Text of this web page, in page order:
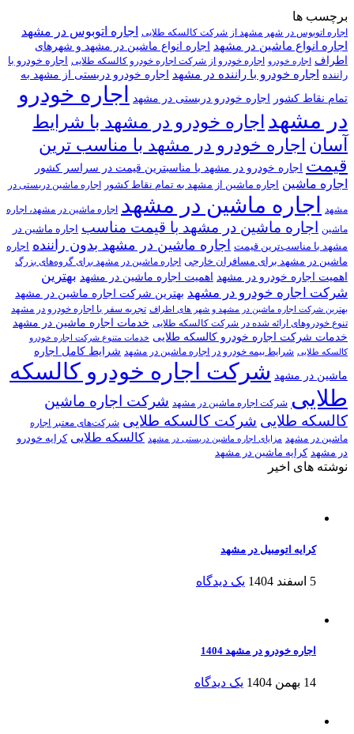
برچسب ها
اجاره اتوبوس در شهر مشهد از شرکت کالسکه طلایی اجاره اتوبوس در مشهد
اجاره انواع ماشین در مشهد اجاره انواع ماشین در مشهد و شهرهای
اطراف
اجاره خودرو اجاره خودرو از شرکت اجاره خودرو کالسکه طلایی
اجاره خودرو با
راننده
اجاره خودرو با راننده در مشهد
اجاره خودرو دربستی از مشهد به
تمام نقاط کشور
اجاره خودرو دربستی در مشهد
اجاره خودرو
در مشهد اجاره خودرو در مشهد با شرایط
آسان اجاره خودرو در مشهد با مناسب ترین
قیمت
اجاره خودرو در مشهد با مناسبترین قیمت در سراسر کشور
اجاره ماشین اجاره ماشین از مشهد به تمام نقاط کشور اجاره ماشین دربستی در
مشهد اجاره ماشین در مشهد اجاره ماشین در مشهد، اجاره
ماشین اجاره ماشین در مشهد با قیمت مناسب
اجاره ماشین در
مشهد با مناسب‌ترین قیمت
اجاره ماشین در مشهد بدون راننده
اجاره
ماشین در مشهد برای مسافران خارجی اجاره ماشین در مشهد برای گروه‌های بزرگ
اهمیت اجاره خودرو در مشهد اهمیت اجاره ماشین در مشهد بهترین
شرکت اجاره خودرو در مشهد بهترین شرکت اجاره ماشین در مشهد
بهترین شرکت اجاره ماشین در مشهد و شهر های اطراف تجربه سفر با اجاره خودرو در مشهد
تنوع خودروهای ارائه شده در شرکت کالسکه طلایی خدمات اجاره ماشین در مشهد
خدمات شرکت اجاره خودرو کالسکه طلایی خدمات متنوع شرکت اجاره خودرو
کالسکه طلایی شرایط بیمه خودرو در اجاره ماشین در مشهد شرایط کامل اجاره
ماشین در مشهد شرکت اجاره خودرو کالسکه
طلایی شرکت اجاره ماشین در مشهد شرکت اجاره ماشین
کالسکه طلایی شرکت کالسکه طلایی شرکت‌های معتبر اجاره
ماشین در مشهد مزایای اجاره ماشین دربستی در مشهد کالسکه طلایی کرایه خودرو
در مشهد کرایه ماشین در مشهد
نوشته های اخیر
کرایه اتومبیل در مشهد
5 اسفند 1404 یک دیدگاه
اجاره خودرو در مشهد 1404
14 بهمن 1404 یک دیدگاه